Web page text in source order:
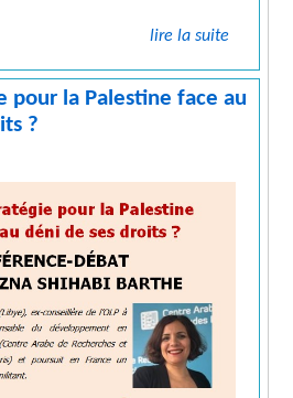
lire la suite
pour la Palestine face au
?